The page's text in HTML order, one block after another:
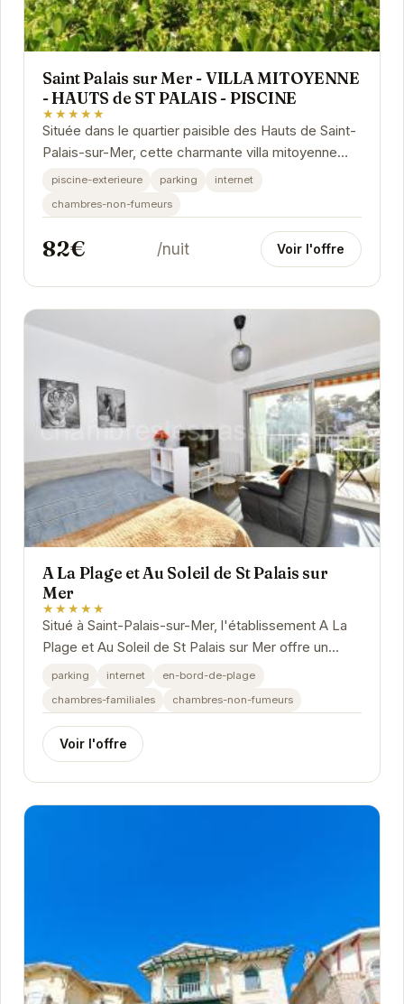
Saint Palais sur Mer - VILLA MITOYENNE
- HAUTS de ST PALAIS - PISCINE
★★★★★
Située dans le quartier paisible des Hauts de Saint-
Palais-sur-Mer, cette charmante villa mitoyenne
offre le parfait équilibre entre confort et...
piscine-exterieure parking
internet
chambres-non-fumeurs
82€ /nuit Voir l'offre
A La Plage et Au Soleil de St Palais sur
Mer
★★★★★
Situé à Saint-Palais-sur-Mer, l'établissement A La
Plage et Au Soleil de St Palais sur Mer offre un
hébergement confortable et convivial à...
parking internet
en-bord-de-plage
chambres-familiales
chambres-non-fumeurs
Voir l'offre